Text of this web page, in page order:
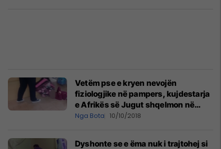
Vetëm pse e kryen nevojën
fiziologjike në pampers, kujdestarja
e Afrikës së Jugut shqelmon në
kokë vajzën me nevoja të veçanta
Nga Bota 10/10/2018
Dyshonte se e ëma nuk i trajtohej si